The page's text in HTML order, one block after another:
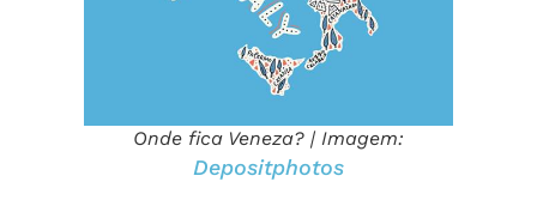
Onde fica Veneza? | Imagem:
Depositphotos